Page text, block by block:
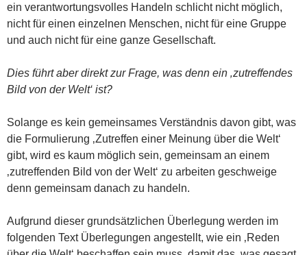
ein verantwortungsvolles Handeln schlicht nicht möglich,
nicht für einen einzelnen Menschen, nicht für eine Gruppe
und auch nicht für eine ganze Gesellschaft.
Dies führt aber direkt zur Frage, was denn ein ‚zutreffendes
Bild von der Welt‘ ist?
Solange es kein gemeinsames Verständnis davon gibt, was
die Formulierung ‚Zutreffen einer Meinung über die Welt‘
gibt, wird es kaum möglich sein, gemeinsam an einem
‚zutreffenden Bild von der Welt‘ zu arbeiten geschweige
denn gemeinsam danach zu handeln.
Aufgrund dieser grundsätzlichen Überlegung werden im
folgenden Text Überlegungen angestellt, wie ein ‚Reden